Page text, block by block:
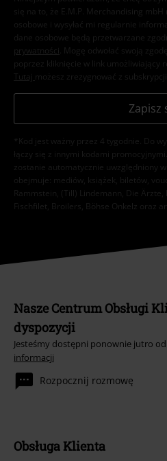
się na to, że E.M.P. Merchandising
osobowe i wysyłać mi regularnie
dane osobowe będą przetwarzane
prywatności . Mogę odwołać swoją
poprzez kliknięcie w link umożliwiający
Tutaj możesz zrezygnować z subskrypcji
Zapisz
*Kod jest ważny przez 4 tygodnie. Do
łączy się z innymi kodami
zostanie automatycznie uwzględniony
obejmuje: mediów, książek, biletów,
Rammstein, (Till) Lindemann, Die
Fischfilet, Broilers, Böhse Onkelz oraz
Nasze Centrum Obsługi
dyspozycji
Jesteśmy dostępni ponownie jutro od
informacji
Rozpocznij rozmowę
Obsługa Klienta